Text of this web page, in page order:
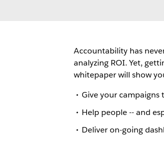
Accountability has
analyzing ROI. Yet,
whitepaper will show
Give your campaigns
Help people -- and
Deliver on-going